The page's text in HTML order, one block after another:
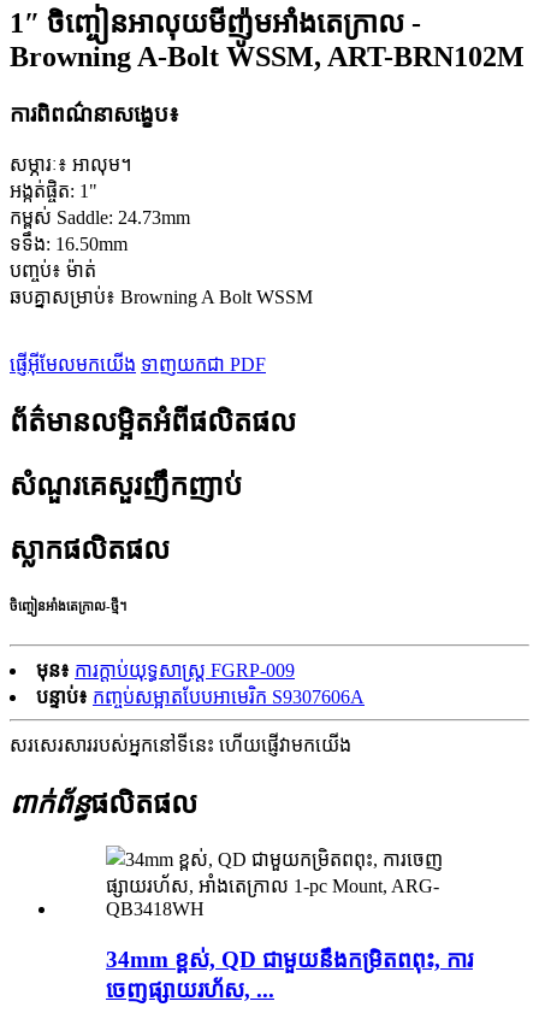
1″ ចិញ្ចៀនអាលុយមីញ៉ូមអាំងតេក្រាល -
Browning A-Bolt WSSM, ART-BRN102M
ការពិពណ៌នាសង្ខេប៖
សម្ភារៈ៖ អាលុម។
អង្កត់ផ្ចិត: 1"
កម្ពស់ Saddle: 24.73mm
ទទឹង: 16.50mm
បញ្ចប់៖ ម៉ាត់
ឆបគ្នាសម្រាប់៖ Browning A Bolt WSSM
ផ្ញើអ៊ីមែលមកយើង ទាញយកជា PDF
ព័ត៌មានលម្អិតអំពីផលិតផល
សំណួរគេសួរញឹកញាប់
ស្លាកផលិតផល
ចិញ្ចៀនអាំងតេក្រាល-ថ្មី។
មុន៖ ការក្តាប់យុទ្ធសាស្ត្រ FGRP-009
បន្ទាប់៖ កញ្ចប់សម្អាតបែបអាមេរិក S9307606A
សរសេរសាររបស់អ្នកនៅទីនេះ ហើយផ្ញើវាមកយើង
ពាក់ព័ន្ធផលិតផល
34mm ខ្ពស់, QD ជាមួយនឹងកម្រិតពពុះ, ការ
ចេញផ្សាយរហ័ស, ...